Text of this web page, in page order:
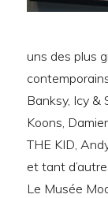
uns des plus
Banksy, Icy &
Koons,
THE KID,
et tant
Le Musée